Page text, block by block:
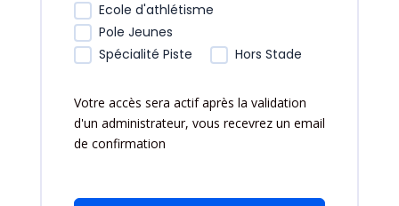
Ecole d'athlétisme
Pole Jeunes
Spécialité Piste
Hors Stade
Votre accès sera actif après la validation
d'un administrateur, vous recevrez un email
de confirmation